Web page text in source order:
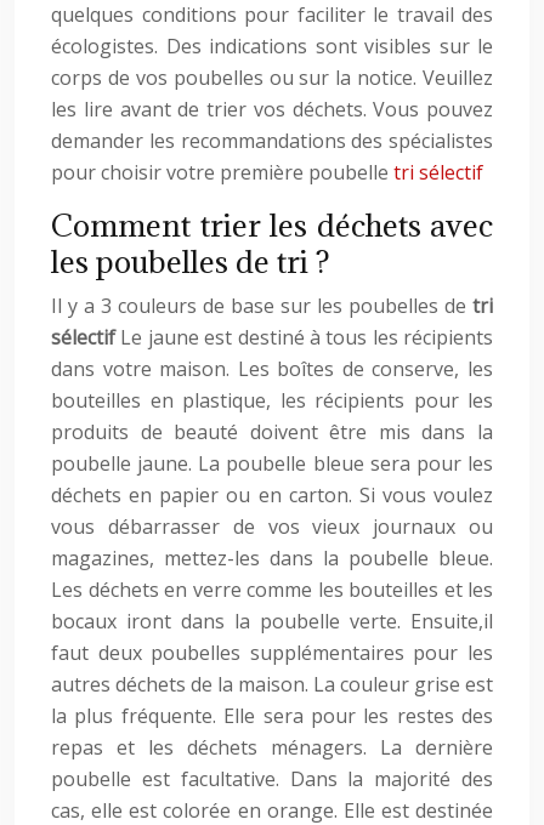
quelques conditions pour faciliter le travail des
écologistes. Des indications sont visibles sur le
corps de vos poubelles ou sur la notice. Veuillez
les lire avant de trier vos déchets. Vous pouvez
demander les recommandations des spécialistes
pour choisir votre première poubelle tri sélectif
Comment trier les déchets avec
les poubelles de tri ?
Il y a 3 couleurs de base sur les poubelles de tri
sélectifLe jaune est destiné à tous les récipients
dans votre maison. Les boîtes de conserve, les
bouteilles en plastique, les récipients pour les
produits de beauté doivent être mis dans la
poubelle jaune. La poubelle bleue sera pour les
déchets en papier ou en carton. Si vous voulez
vous débarrasser de vos vieux journaux ou
magazines, mettez-les dans la poubelle bleue.
Les déchets en verre comme les bouteilles et les
bocaux iront dans la poubelle verte. Ensuite,il
faut deux poubelles supplémentaires pour les
autres déchets de la maison. La couleur grise est
la plus fréquente. Elle sera pour les restes des
repas et les déchets ménagers. La dernière
poubelle est facultative. Dans la majorité des
cas, elle est colorée en orange. Elle est destinée